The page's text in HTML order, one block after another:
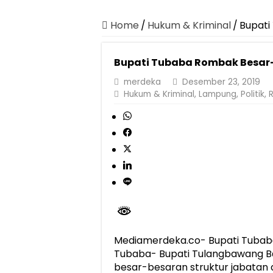
Pemprov Lampung Berhasil Kendalikan
Dirut Jasa Raharja Dampingi
Pastikan Pelayanan Maksimal, Direksi
Jasa Raharja Jamin Seluruh Korban
Gubernur Mirza Ajak IAI Darul Fattah
Purnama Wulan Sari Mirza Buka
Home / Hukum & Kriminal/
Bupati Tubaba Rombak
merdeka
Desember 23, 2019
Hukum & Kriminal, Lampung, Politik,
Mediamerdeka.co- Bupati
Tubaba- Bupati Tulangbawang
besar-besaran struktur jabatan